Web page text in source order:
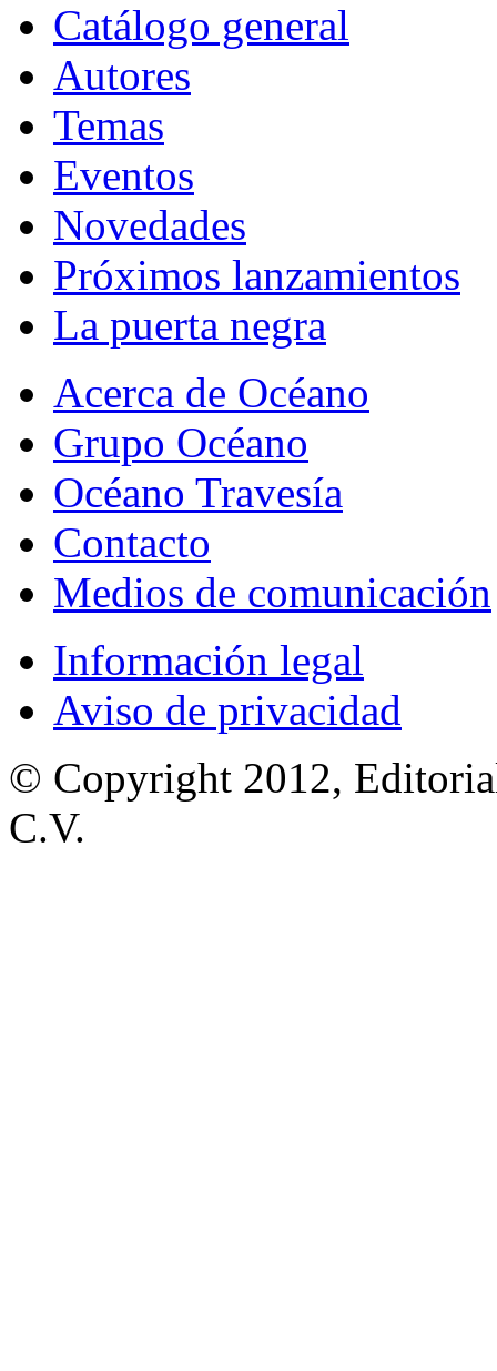
Catálogo general
Autores
Temas
Eventos
Novedades
Próximos lanzamientos
La puerta negra
Acerca de Océano
Grupo Océano
Océano Travesía
Contacto
Medios de comunicación
Información legal
Aviso de privacidad
© Copyright 2012,
C.V.